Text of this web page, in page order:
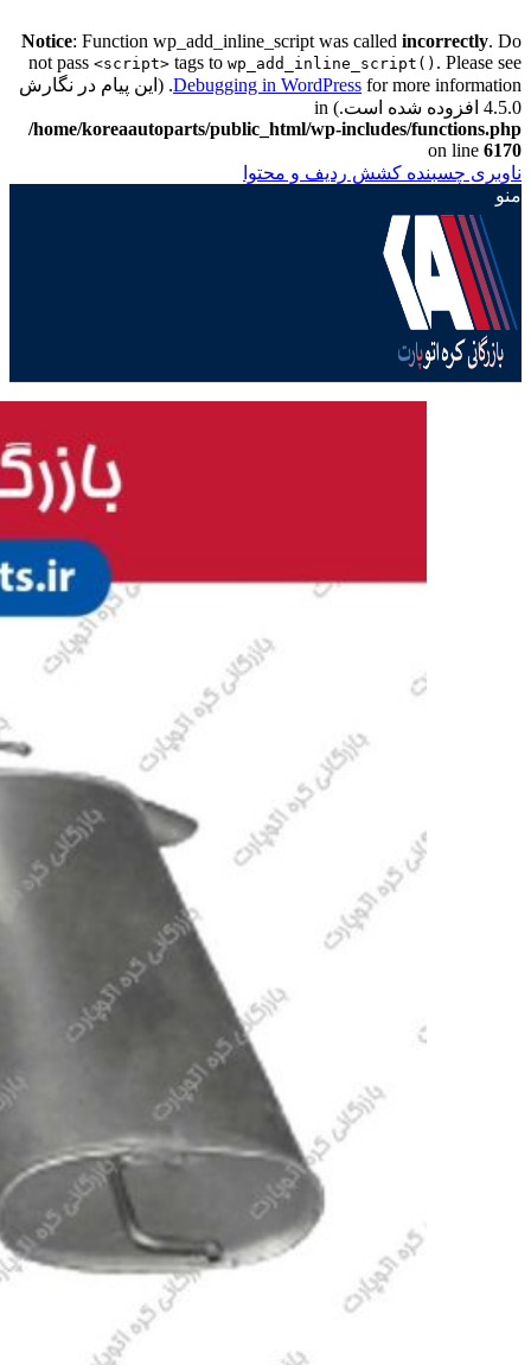
Notice: Function wp_add_inline_script was called incorrectly. Do
not pass <script> tags to wp_add_inline_script() . Please see
Debugging in WordPressfor more information. (این پیام در نگارش
4.5.0 افزوده شده است.) in
/home/koreaautoparts/public_html/wp-includes/functions.php
on line 6170
ناوبری چسبنده کشش ردیف و محتوا
منو